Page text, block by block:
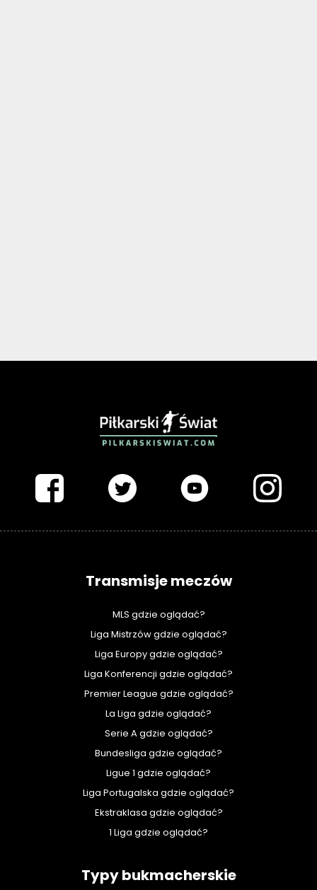
Transmisje meczów
MLS gdzie oglądać?
Liga Mistrzów gdzie oglądać?
Liga Europy gdzie oglądać?
Liga Konferencji gdzie oglądać?
Premier League gdzie oglądać?
La Liga gdzie oglądać?
Serie A gdzie oglądać?
Bundesliga gdzie oglądać?
Ligue 1 gdzie oglądać?
Liga Portugalska gdzie oglądać?
Ekstraklasa gdzie oglądać?
1 Liga gdzie oglądać?
Typy bukmacherskie